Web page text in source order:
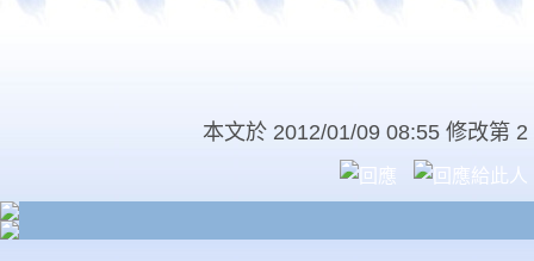
本文於 2012/01/09 08:55 修改第 2